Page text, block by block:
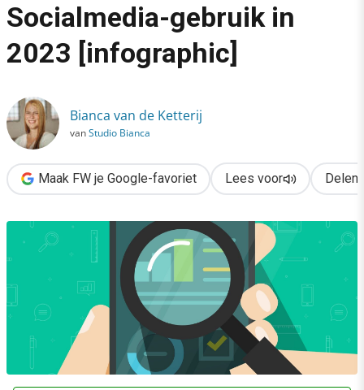
›
Social
Socialmedia-gebruik in 2023 [infographic]
Socialmedia-gebruik in
2023 [infographic]
Bianca van de Ketterij
vanStudio Bianca
Maak FW je Google-favoriet Lees voor Delen